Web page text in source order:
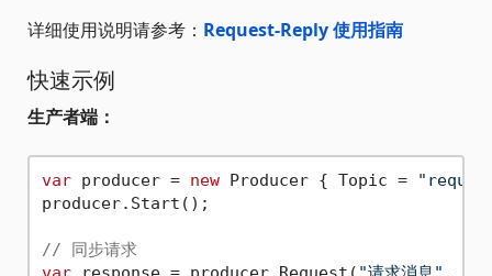
详细使用说明请参考： Request-Reply 使用指南
快速示例
生产者端：
var producer = new Producer { Topic =
producer.Start();
// 同步请求